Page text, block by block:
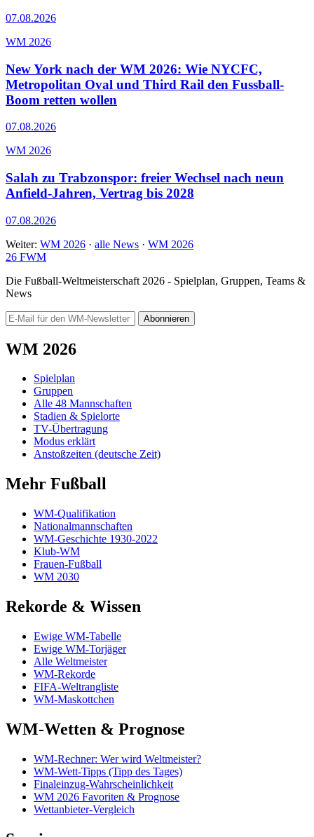
07.08.2026
WM 2026
New York nach der WM 2026: Wie NYCFC,
Metropolitan Oval und Third Rail den Fussball-
Boom retten wollen
07.08.2026
WM 2026
Salah zu Trabzonspor: freier Wechsel nach neun
Anfield-Jahren, Vertrag bis 2028
07.08.2026
Weiter: WM 2026 · alle News · WM 2026
26 FWM
Die Fußball-Weltmeisterschaft 2026 - Spielplan, Gruppen, Teams &
News
Abonnieren
WM 2026
Spielplan
Gruppen
Alle 48 Mannschaften
Stadien & Spielorte
TV-Übertragung
Modus erklärt
Anstoßzeiten (deutsche Zeit)
Mehr Fußball
WM-Qualifikation
Nationalmannschaften
WM-Geschichte 1930-2022
Klub-WM
Frauen-Fußball
WM 2030
Rekorde & Wissen
Ewige WM-Tabelle
Ewige WM-Torjäger
Alle Weltmeister
WM-Rekorde
FIFA-Weltrangliste
WM-Maskottchen
WM-Wetten & Prognose
WM-Rechner: Wer wird Weltmeister?
WM-Wett-Tipps (Tipp des Tages)
Finaleinzug-Wahrscheinlichkeit
WM 2026 Favoriten & Prognose
Wettanbieter-Vergleich